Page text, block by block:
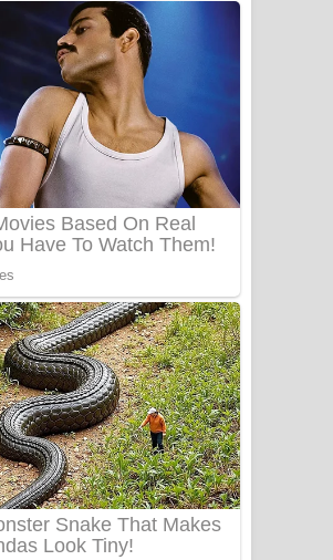
Liyamuda Dan Anagathe Song Lyrics
- ලියමුද දැන් අනාගතේ ගීතයේ පද පෙළ
Doni Song Lyrics - දෝණි ගීතයේ පද
පෙළ
Benthara Palame Song Lyrics -
බෙන්තර පාලමේ ගීතයේ පද පෙළ
Sanda Babalena Song Lyrics - සඳ
බැබලෙන ගීතයේ පද පෙළ
Adare Wadi Nisa Song Lyrics - ආදරේ
වැඩි නිසා ගීතයේ පද පෙළ
UNUHUMA Song Lyrics - උණුහුම
ගීතයේ පද පෙළ